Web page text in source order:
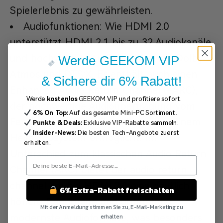
Spielerlebnis zu gewährleisten.
Audiofunktionen: Wie HDMI 2.0
unterstützt HDMI 2.1 bis zu 32 Audiokanäle
und hochwertige Audioformate wie Dolby
Atmos und DTS:X. Es enthält auch einen
der hochwertige Audioübertragung vom
Fernseher zu einer Soundbar oder einem
Heimkinosystem ermöglicht. Im
Unterschied zum klassischen Audio Return
Channel (ARC) bietet der audio return
channel arc bei HDMI 2.1 eine deutlich
höhere Bandbreite und unterstützt
modernste Audioformate, was besonders
Werde GEEKOM VIP
& Sichere dir 6% Rabatt!
Werde kostenlosGEEKOM VIP und profitiere sofort.
6% On Top:Auf das gesamte Mini-PC Sortiment.
Punkte & Deals:Exklusive VIP-Rabatte sammeln.
Insider-News:Die besten Tech-Angebote zuerst
erhalten.
6% Extra-Rabatt freischalten
Mit der Anmeldung stimmen Sie zu, E-Mail-Marketing zu
erhalten